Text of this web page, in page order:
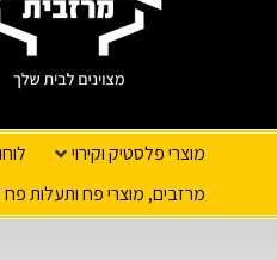
מוצרי פלסטיק וקירוי
מרזבים, מוצרי פח ותעלות